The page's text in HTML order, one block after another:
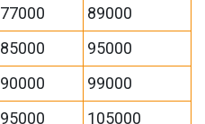
77000
89000
85000
95000
90000
99000
95000
105000